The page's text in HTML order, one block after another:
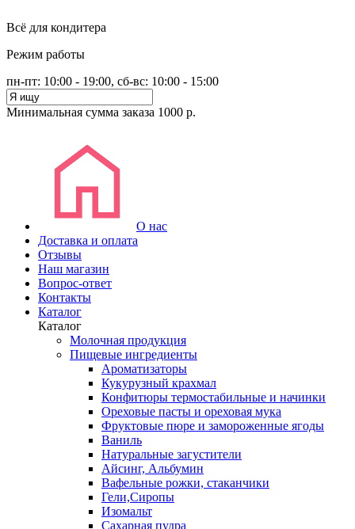
Всё для кондитера
Режим работы
пн-пт: 10:00 - 19:00, сб-вс: 10:00 - 15:00
Минимальная сумма заказа 1000 р.
О нас
Доставка и оплата
Отзывы
Наш магазин
Вопрос-ответ
Контакты
Каталог
Каталог
Молочная продукция
Пищевые ингредиенты
Ароматизаторы
Кукурузный крахмал
Конфитюры термостабильные и начинки
Ореховые пасты и ореховая мука
Фруктовые пюре и замороженные ягоды
Ваниль
Натуральные загустители
Айсинг, Альбумин
Вафельные рожки, стаканчики
Гели,Сиропы
Изомальт
Сахарная пудра